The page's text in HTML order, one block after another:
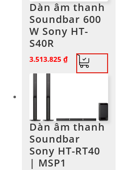
Dàn âm thanh
Soundbar 600
W Sony HT-
S40R
3.513.825 ₫
Dàn âm thanh
Soundbar
Sony HT-RT40
| MSP1